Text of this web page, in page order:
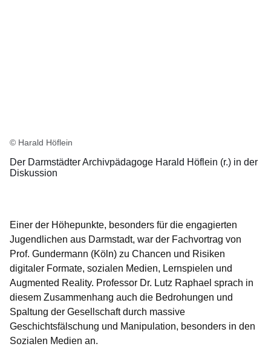
© Harald Höflein
Der Darmstädter Archivpädagoge Harald Höflein (r.) in der
Diskussion
Einer der Höhepunkte, besonders für die engagierten
Jugendlichen aus Darmstadt, war der Fachvortrag von
Prof. Gundermann (Köln) zu Chancen und Risiken
digitaler Formate, sozialen Medien, Lernspielen und
Augmented Reality. Professor Dr. Lutz Raphael sprach in
diesem Zusammenhang auch die Bedrohungen und
Spaltung der Gesellschaft durch massive
Geschichtsfälschung und Manipulation, besonders in den
Sozialen Medien an.